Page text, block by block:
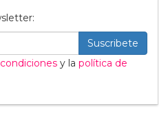
Suscribete
y la política de